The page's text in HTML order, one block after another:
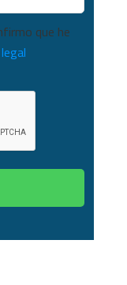
que he